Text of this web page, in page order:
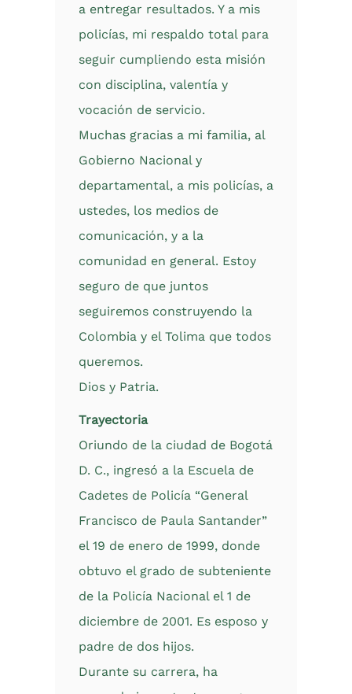
a entregar resultados. Y a mis
policías, mi respaldo total para
seguir cumpliendo esta misión
con disciplina, valentía y
vocación de servicio.
Muchas gracias a mi familia, al
Gobierno Nacional y
departamental, a mis policías, a
ustedes, los medios de
comunicación, y a la
comunidad en general. Estoy
seguro de que juntos
seguiremos construyendo la
Colombia y el Tolima que todos
queremos.
Dios y Patria.
Trayectoria
Oriundo de la ciudad de Bogotá
D. C., ingresó a la Escuela de
Cadetes de Policía “General
Francisco de Paula Santander”
el 19 de enero de 1999, donde
obtuvo el grado de subteniente
de la Policía Nacional el 1 de
diciembre de 2001. Es esposo y
padre de dos hijos.
Durante su carrera, ha